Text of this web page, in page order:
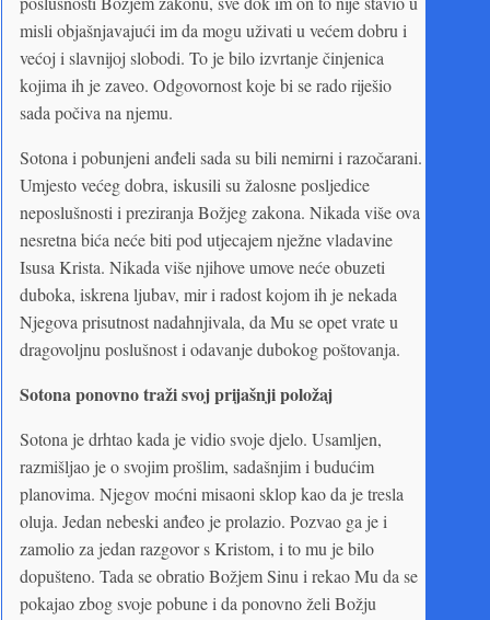
misli objašnjavajući im da mogu uživati u većem dobru i
većoj i slavnijoj slobodi. To je bilo izvrtanje činjenica
kojima ih je zaveo. Odgovornost koje bi se rado riješio
sada počiva na njemu.
Sotona i pobunjeni anđeli sada su bili nemirni i razočarani.
Umjesto većeg dobra, iskusili su žalosne posljedice
neposlušnosti i preziranja Božjeg zakona. Nikada više ova
nesretna bića neće biti pod utjecajem nježne vladavine
Isusa Krista. Nikada više njihove umove neće obuzeti
duboka, iskrena ljubav, mir i radost kojom ih je nekada
Njegova prisutnost nadahnjivala, da Mu se opet vrate u
dragovoljnu poslušnost i odavanje dubokog poštovanja.
Sotona ponovno traži svoj prijašnji položaj
Sotona je drhtao kada je vidio svoje djelo. Usamljen,
razmišljao je o svojim prošlim, sadašnjim i budućim
planovima. Njegov moćni misaoni sklop kao da je tresla
oluja. Jedan nebeski anđeo je prolazio. Pozvao ga je i
zamolio za jedan razgovor s Kristom, i to mu je bilo
dopušteno. Tada se obratio Božjem Sinu i rekao Mu da se
pokajao zbog svoje pobune i da ponovno želi Božju